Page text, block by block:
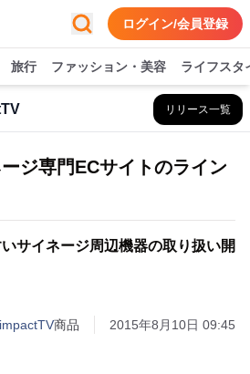
ログイン/会員登録
旅行 ファッション・美容 ライフスタ
リリース一覧
ジ専門ECサイトのライン
サイネージ周辺機器の取り扱い開
商品 2015年8月10日 09:45